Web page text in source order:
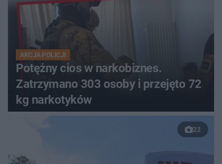
AKCJA POLICJI
Potężny cios w narkobiznes.
Zatrzymano 303 osoby i przejęto 72
kg narkotyków
22